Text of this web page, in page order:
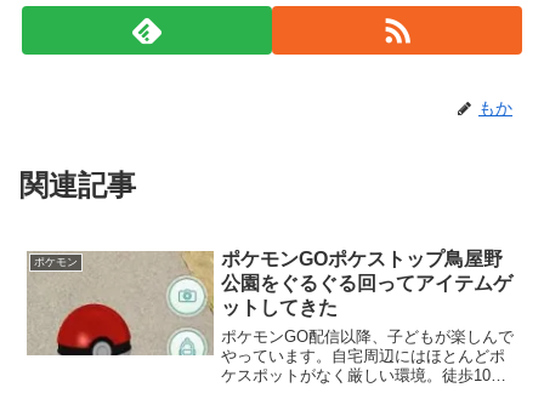
もか
関連記事
ポケモン
ポケモンGOポケストップ鳥屋野
公園をぐるぐる回ってアイテムゲ
ットしてきた
ポケモンGO配信以降、子どもが楽しんで
やっています。自宅周辺にはほとんどポ
ケスポットがなく厳しい環境。徒歩10分